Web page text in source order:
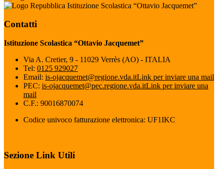
Istituzione Scolastica “Ottavio Jacquemet”
Contatti
Istituzione Scolastica “Ottavio Jacquemet”
Via A. Cretier, 9 - 11029 Verrès (AO) - ITALIA
Tel: 0125 929027
Email: is-ojacquemet@regione.vda.itLink per inviare una mail
PEC: is-ojacquemet@pec.regione.vda.itLink per inviare una
mail
C.F.: 90016870074
Codice univoco fatturazione elettronica: UF1IKC
Sezione Link Utili